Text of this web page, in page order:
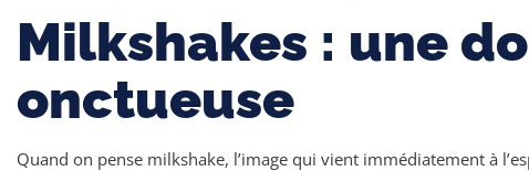
Milkshakes : une
onctueuse
Quand on pense milkshake, l’image qui vient immédiatement à